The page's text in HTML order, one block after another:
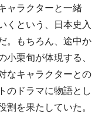
ャラクターと一緒
くという、日本史入
。もちろん、途中か
栗旬が体現する、
なキャラクターとの
のドラマに物語とし
を果たしていた。